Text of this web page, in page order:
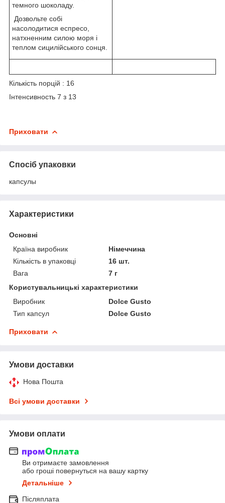
темного шоколаду.
Дозвольте собі
насолодитися еспресо,
натхненним силою моря і
теплом сицилійського сонця.
Кількість порцій : 16
Інтенсивность 7 з 13
Приховати
Спосіб упаковки
капсулы
Характеристики
Основні
Країна виробник
Німеччина
Кількість в упаковці
16 шт.
Вага
7 г
Користувальницькі характеристики
Виробник
Dolce Gusto
Тип капсул
Dolce Gusto
Приховати
Умови доставки
Нова Пошта
Всі умови доставки
Умови оплати
Ви отримаєте замовлення
або гроші повернуться на вашу картку
Детальніше
Післяплата